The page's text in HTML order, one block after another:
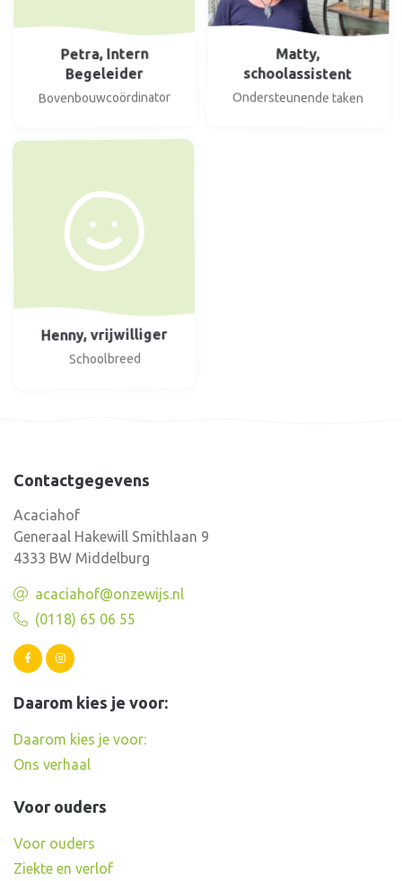
Petra, Intern
Begeleider
Bovenbouwcoördinator
Matty,
schoolassistent
Ondersteunende taken
Henny, vrijwilliger
Schoolbreed
Contactgegevens
Acaciahof
Generaal Hakewill Smithlaan 9
4333 BW Middelburg
acaciahof@onzewijs.nl
(0118) 65 06 55
Daarom kies je voor:
Daarom kies je voor:
Ons verhaal
Voor ouders
Voor ouders
Ziekte en verlof